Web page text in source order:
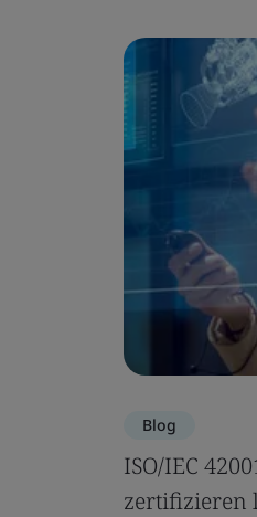
Blog
ISO/IEC
zertifizieren